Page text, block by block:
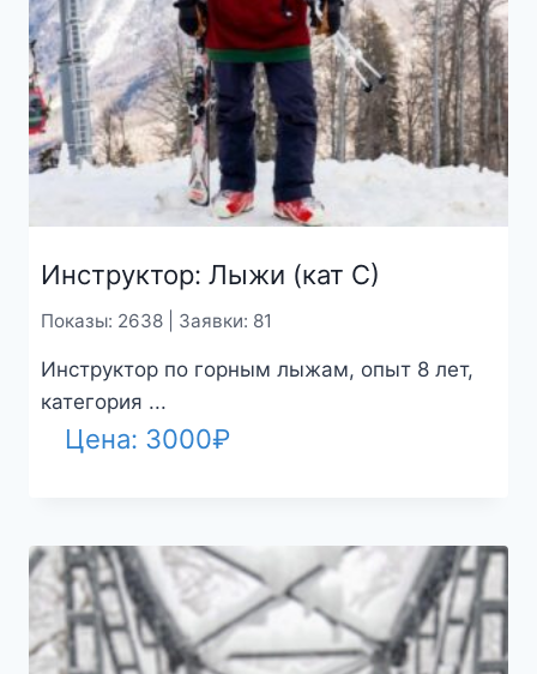
Инструктор: Лыжи (кат С)
Показы: 2638 | Заявки: 81
Инструктор по горным лыжам, опыт 8 лет,
категория ...
Цена: 3000₽